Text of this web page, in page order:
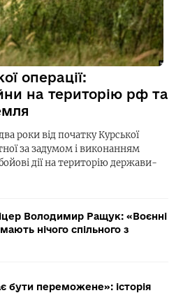
операції:
на територію рф та
роки від початку Курської
за задумом і виконанням
дії на територію держави-
Володимир Ращук: «Воєнні
нічого спільного з
бути переможене»: історія